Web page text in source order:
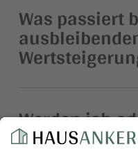
Was passiert
Werden ich
Erben in den